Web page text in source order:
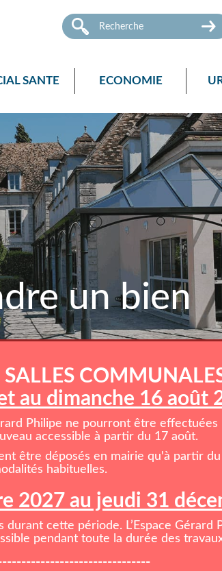
SANTE ECONOMIE
un bien
SALLES
au dimanche 16 août
Philipe ne pourront être effectuées
accessible à partir du 17 août.
être déposés en mairie qu'à partir
habituelles.
2027 au jeudi 31
cette période. L’Espace Gérard
pendant toute la durée des